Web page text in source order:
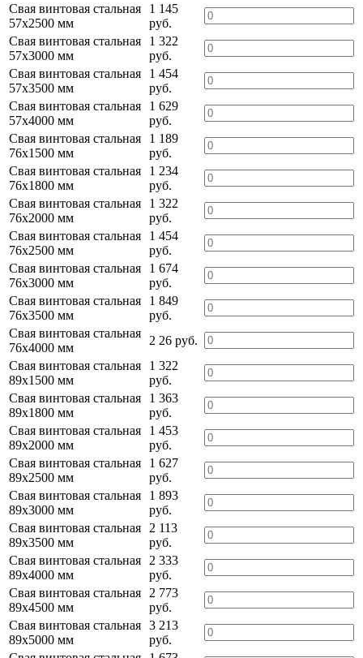
Свая винтовая стальная
57х2500 мм
1 145
руб.
Свая винтовая стальная
57х3000 мм
1 322
руб.
Свая винтовая стальная
57х3500 мм
1 454
руб.
Свая винтовая стальная
57х4000 мм
1 629
руб.
Свая винтовая стальная
76х1500 мм
1 189
руб.
Свая винтовая стальная
76х1800 мм
1 234
руб.
Свая винтовая стальная
76х2000 мм
1 322
руб.
Свая винтовая стальная
76х2500 мм
1 454
руб.
Свая винтовая стальная
76х3000 мм
1 674
руб.
Свая винтовая стальная
76х3500 мм
1 849
руб.
Свая винтовая стальная
76х4000 мм
2 26 руб.
Свая винтовая стальная
89х1500 мм
1 322
руб.
Свая винтовая стальная
89х1800 мм
1 363
руб.
Свая винтовая стальная
89х2000 мм
1 453
руб.
Свая винтовая стальная
89х2500 мм
1 627
руб.
Свая винтовая стальная
89х3000 мм
1 893
руб.
Свая винтовая стальная
89х3500 мм
2 113
руб.
Свая винтовая стальная
89х4000 мм
2 333
руб.
Свая винтовая стальная
89х4500 мм
2 773
руб.
Свая винтовая стальная
89х5000 мм
3 213
руб.